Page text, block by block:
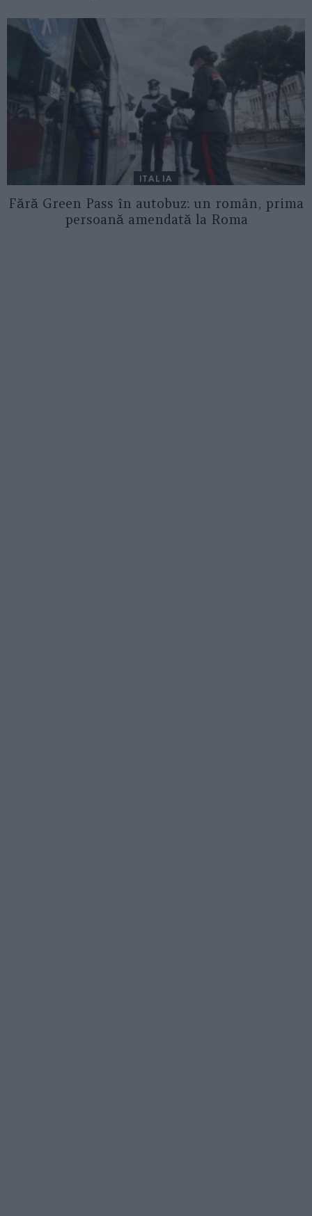
ITALIA
Fără Green Pass în autobuz: un român, prima
persoană amendată la Roma